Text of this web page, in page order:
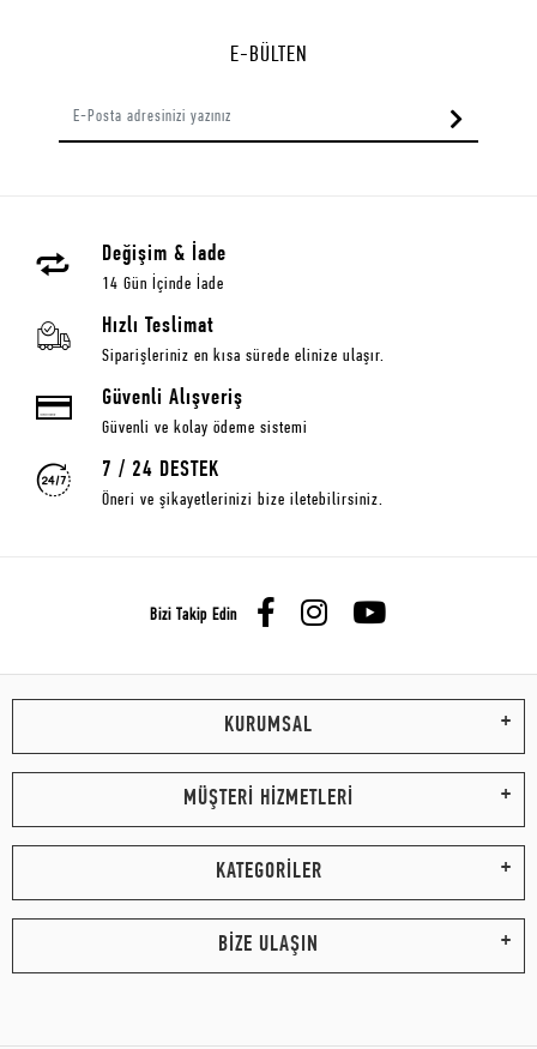
E-BÜLTEN
Değişim & İade
14 Gün İçinde İade
Hızlı Teslimat
Siparişleriniz en kısa sürede elinize ulaşır.
Güvenli Alışveriş
Güvenli ve kolay ödeme sistemi
7 / 24 DESTEK
Öneri ve şikayetlerinizi bize iletebilirsiniz.
Bizi Takip Edin
KURUMSAL
MÜŞTERİ HİZMETLERİ
KATEGORİLER
BİZE ULAŞIN